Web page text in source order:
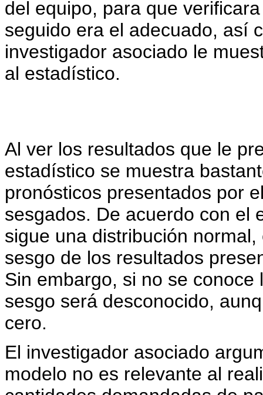
del equipo, para que
seguido era el adecuado, así
investigador asociado le
al estadístico.
Al ver los resultados que le
estadístico se muestra
pronósticos presentados por
sesgados. De acuerdo con el
sigue una distribución
sesgo de los resultados
Sin embargo, si no se
sesgo será desconocido,
cero.
El investigador asociado
modelo no es relevante al